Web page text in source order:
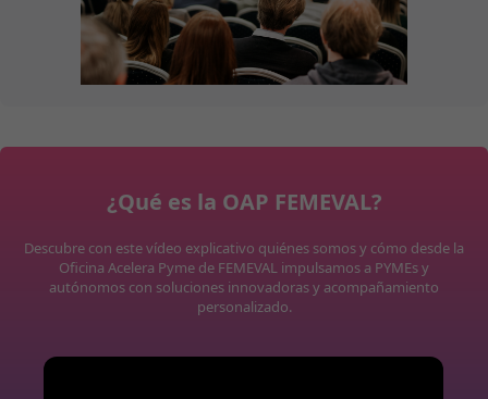
¿Qué es la OAP FEMEVAL?
Descubre con este vídeo explicativo quiénes somos y cómo desde la
Oficina Acelera Pyme de FEMEVAL impulsamos a PYMEs y
autónomos con soluciones innovadoras y acompañamiento
personalizado.